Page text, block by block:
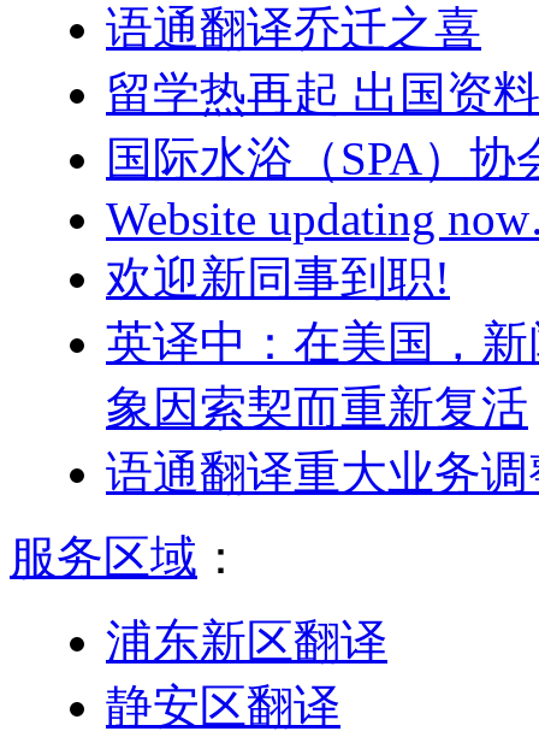
语通翻译乔迁之喜
留学热再起 出国资
国际水浴（SPA）
Website updating
欢迎新同事到职!
英译中：在美国，
象因索契而重新复活
语通翻译重大业务调
服务区域 ：
浦东新区翻译
静安区翻译